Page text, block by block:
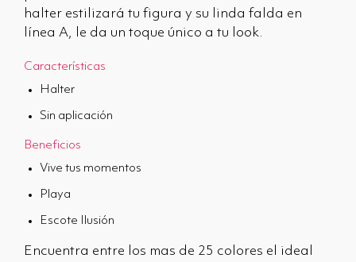
halter estilizará tu figura y su linda falda en
línea A, le da un toque único a tu look.
Características
Halter
Sin aplicación
Beneficios
Vive tus momentos
Playa
Escote Ilusión
Encuentra entre los mas de 25 colores el ideal